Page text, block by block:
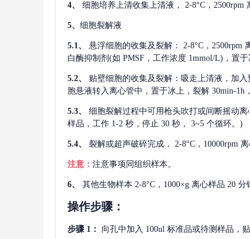
4、 细胞培养上清收集上清液， 2-8°C，2500rpm
5、 细胞裂解液
5.1、 悬浮细胞的收集及裂解：
2-8°C，2500rpm
白酶抑制剂(如 PMSF，工作浓度 1mmol/L)，置
5.2、 贴壁细胞的收集及裂解：吸走上清液，加入
胞悬液转入离心管中，置于冰上，裂解 30min-1h
5.3、 细胞裂解过程中可用枪头吹打或间断摇动
样品，工作 1-2 秒，停止 30 秒， 3~5 个循环。)
5.4、 裂解或超声破碎完成， 2-8°C，10000rpm
注意： 注意事项同组织样本。
6、 其他生物样本 2-8°C，1000×g 离心样品 20
操作步骤：
步骤 1： 向孔中加入 100ul 标准品或待测样品，